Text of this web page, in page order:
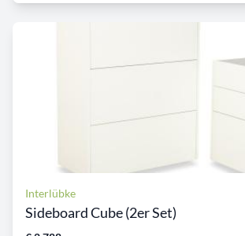
Interlübke
Sideboard Cube (2er Set)